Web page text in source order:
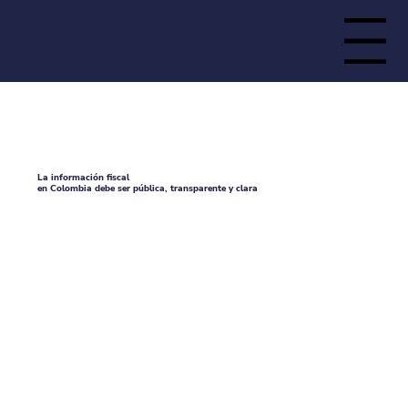
Menu
La información fiscal
en Colombia debe ser pública, transparente y clara